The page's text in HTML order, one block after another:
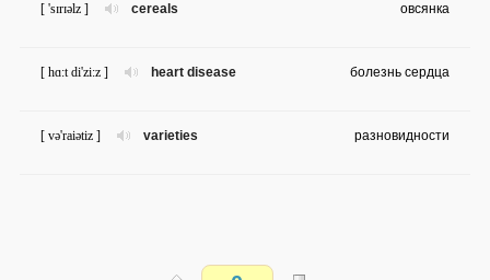
cereals
[ 'sɪrɪəlz ] овсянка
heart disease
[ hɑ:t di'zi:z ] болезнь сердца
varieties
[ və'raiətiz ] разновидности